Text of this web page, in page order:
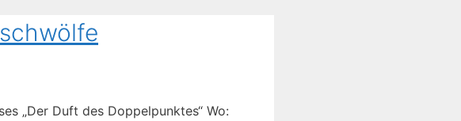
„Der Duft des Doppelpunktes“ Wo: